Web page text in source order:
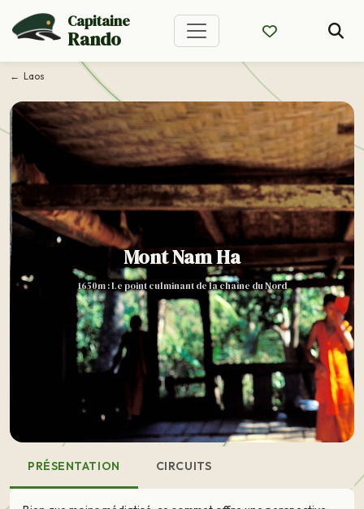
Capitaine
Rando
Laos
Mont Nam Ha
1650m : Le point culminant de la chaîne du Nord
PRÉSENTATION CIRCUITS